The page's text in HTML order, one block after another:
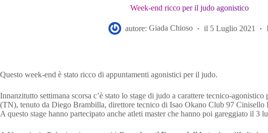
Week-end ricco per il judo agonistico
autore: Giada Chioso il 5 Luglio 2021
Questo week-end è stato ricco di appuntamenti agonistici per il judo.
Innanzitutto settimana scorsa c’è stato lo stage di judo a carattere tecnico-
(TN), tenuto da Diego Brambilla, direttore tecnico di Isao Okano Club 97
A questo stage hanno partecipato anche atleti master che hanno poi gareggiato il 3